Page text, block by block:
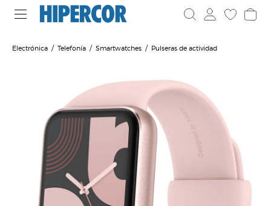
Electrónica Telefonía Smartwatches Pulseras de actividad